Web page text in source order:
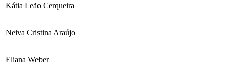
Kátia Leão Cerqueira
Neiva Cristina Araújo
Eliana Weber